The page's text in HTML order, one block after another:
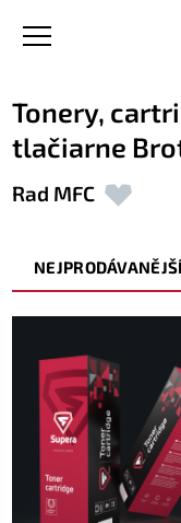
Tonery,
tlačiarne
Rad MFC